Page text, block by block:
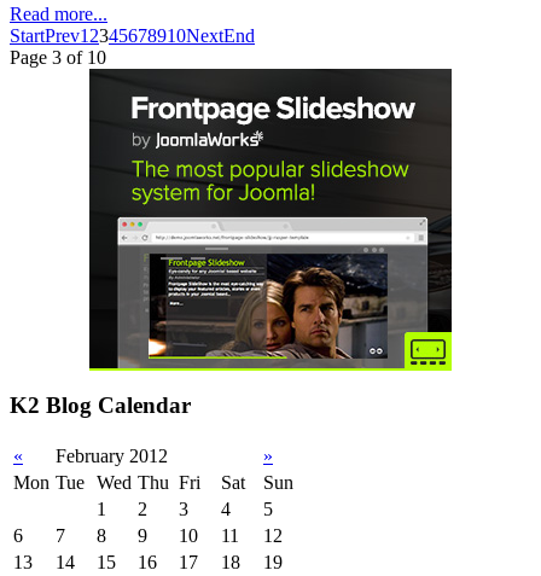
Read more...
StartPrev1 2345678910NextEnd
Page 3 of 10
K2 Blog Calendar
« February 2012
»
Mon Tue Wed Thu Fri Sat
Sun
1
2 3 4
5
6
7 8 9 10 11
12
13
14 15 16 17 18
19